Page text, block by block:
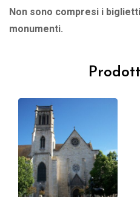
Non sono compresi i
monumenti.